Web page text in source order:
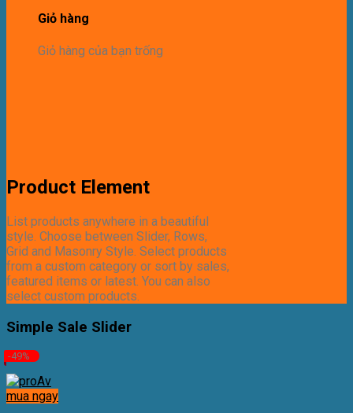
Giỏ hàng
Giỏ hàng của bạn trống
Product Element
List products anywhere in a beautiful
style. Choose between Slider, Rows,
Grid and Masonry Style. Select products
from a custom category or sort by sales,
featured items or latest. You can also
select custom products.
Simple Sale Slider
-49%
mua ngay